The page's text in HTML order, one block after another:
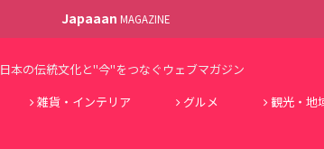
Japaaan MAGAZINE
日本の伝統文化と"今"をつなぐウェブマガジン
雑貨・インテリア グルメ 観光・地